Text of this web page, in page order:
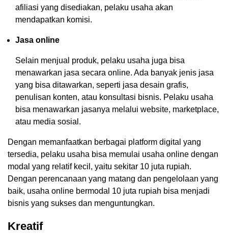
afiliasi yang disediakan, pelaku usaha akan
mendapatkan komisi.
Jasa online
Selain menjual produk, pelaku usaha juga bisa
menawarkan jasa secara online. Ada banyak jenis jasa
yang bisa ditawarkan, seperti jasa desain grafis,
penulisan konten, atau konsultasi bisnis. Pelaku usaha
bisa menawarkan jasanya melalui website, marketplace,
atau media sosial.
Dengan memanfaatkan berbagai platform digital yang
tersedia, pelaku usaha bisa memulai usaha online dengan
modal yang relatif kecil, yaitu sekitar 10 juta rupiah.
Dengan perencanaan yang matang dan pengelolaan yang
baik, usaha online bermodal 10 juta rupiah bisa menjadi
bisnis yang sukses dan menguntungkan.
Kreatif